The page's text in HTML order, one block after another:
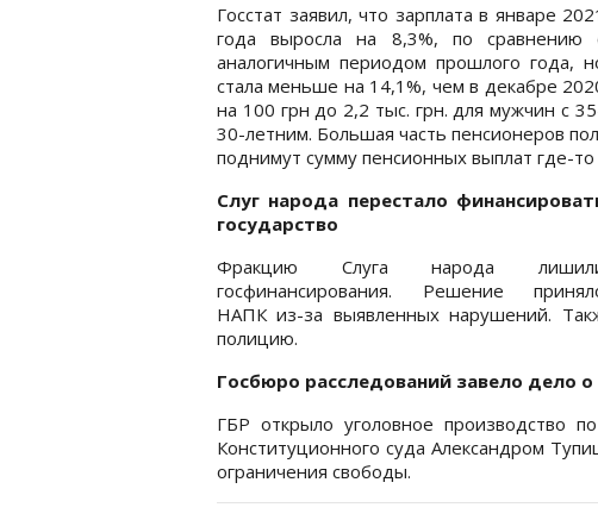
Госстат заявил, что зарплата в январе
года выросла на 8,3%, по сравнению
аналогичным периодом прошлого года,
стала меньше на 14,1%, чем в декабре
на 100 грн до 2,2 тыс. грн. для мужчин с
30-летним. Большая часть пенсионеров
поднимут сумму пенсионных выплат где-то
Слуг народа перестало
государство
Фракцию Слуга народа
госфинансирования. Решение
НАПК из-за выявленных нарушений.
полицию.
Госбюро расследований завело дело
ГБР открыло уголовное производство
Конституционного суда Александром
ограничения свободы.